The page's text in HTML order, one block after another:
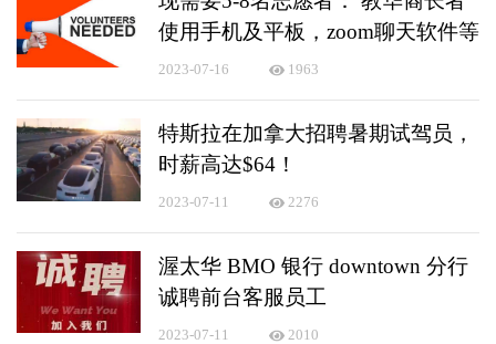
使用手机及平板，zoom聊天软件等
2023-07-16 1963
特斯拉在加拿大招聘暑期试驾员，
时薪高达$64！
2023-07-11 2276
渥太华 BMO 银行 downtown 分行
诚聘前台客服员工
2023-07-11 2010